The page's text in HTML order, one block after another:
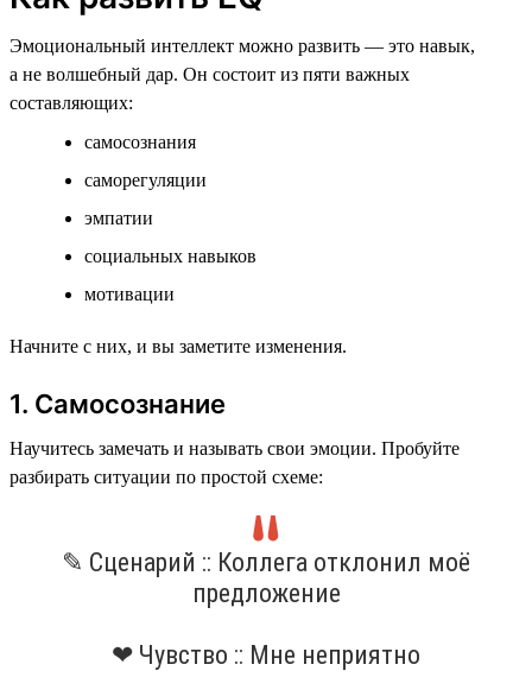
Эмоциональный интеллект можно развить — это навык,
а не волшебный дар. Он состоит из пяти важных
составляющих:
самосознания
саморегуляции
эмпатии
социальных навыков
мотивации
Начните с них, и вы заметите изменения.
1. Самосознание
Научитесь замечать и называть свои эмоции. Пробуйте
разбирать ситуации по простой схеме:
✎ Сценарий :: Коллега отклонил моё
предложение
❤ Чувство :: Мне неприятно